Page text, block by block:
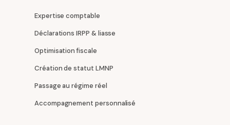
Expertise comptable
Déclarations IRPP & liasse
Optimisation fiscale
Création de statut LMNP
Passage au régime réel
Accompagnement personnalisé